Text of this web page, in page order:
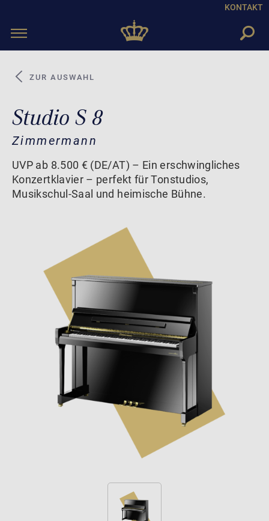
KONTAKT
Toggle
ZUR AUSWAHL
Studio S 8
Zimmermann
UVP ab 8.500 € (DE/AT) – Ein erschwingliches
Konzertklavier – perfekt für Tonstudios,
Musikschul-Saal und heimische Bühne.